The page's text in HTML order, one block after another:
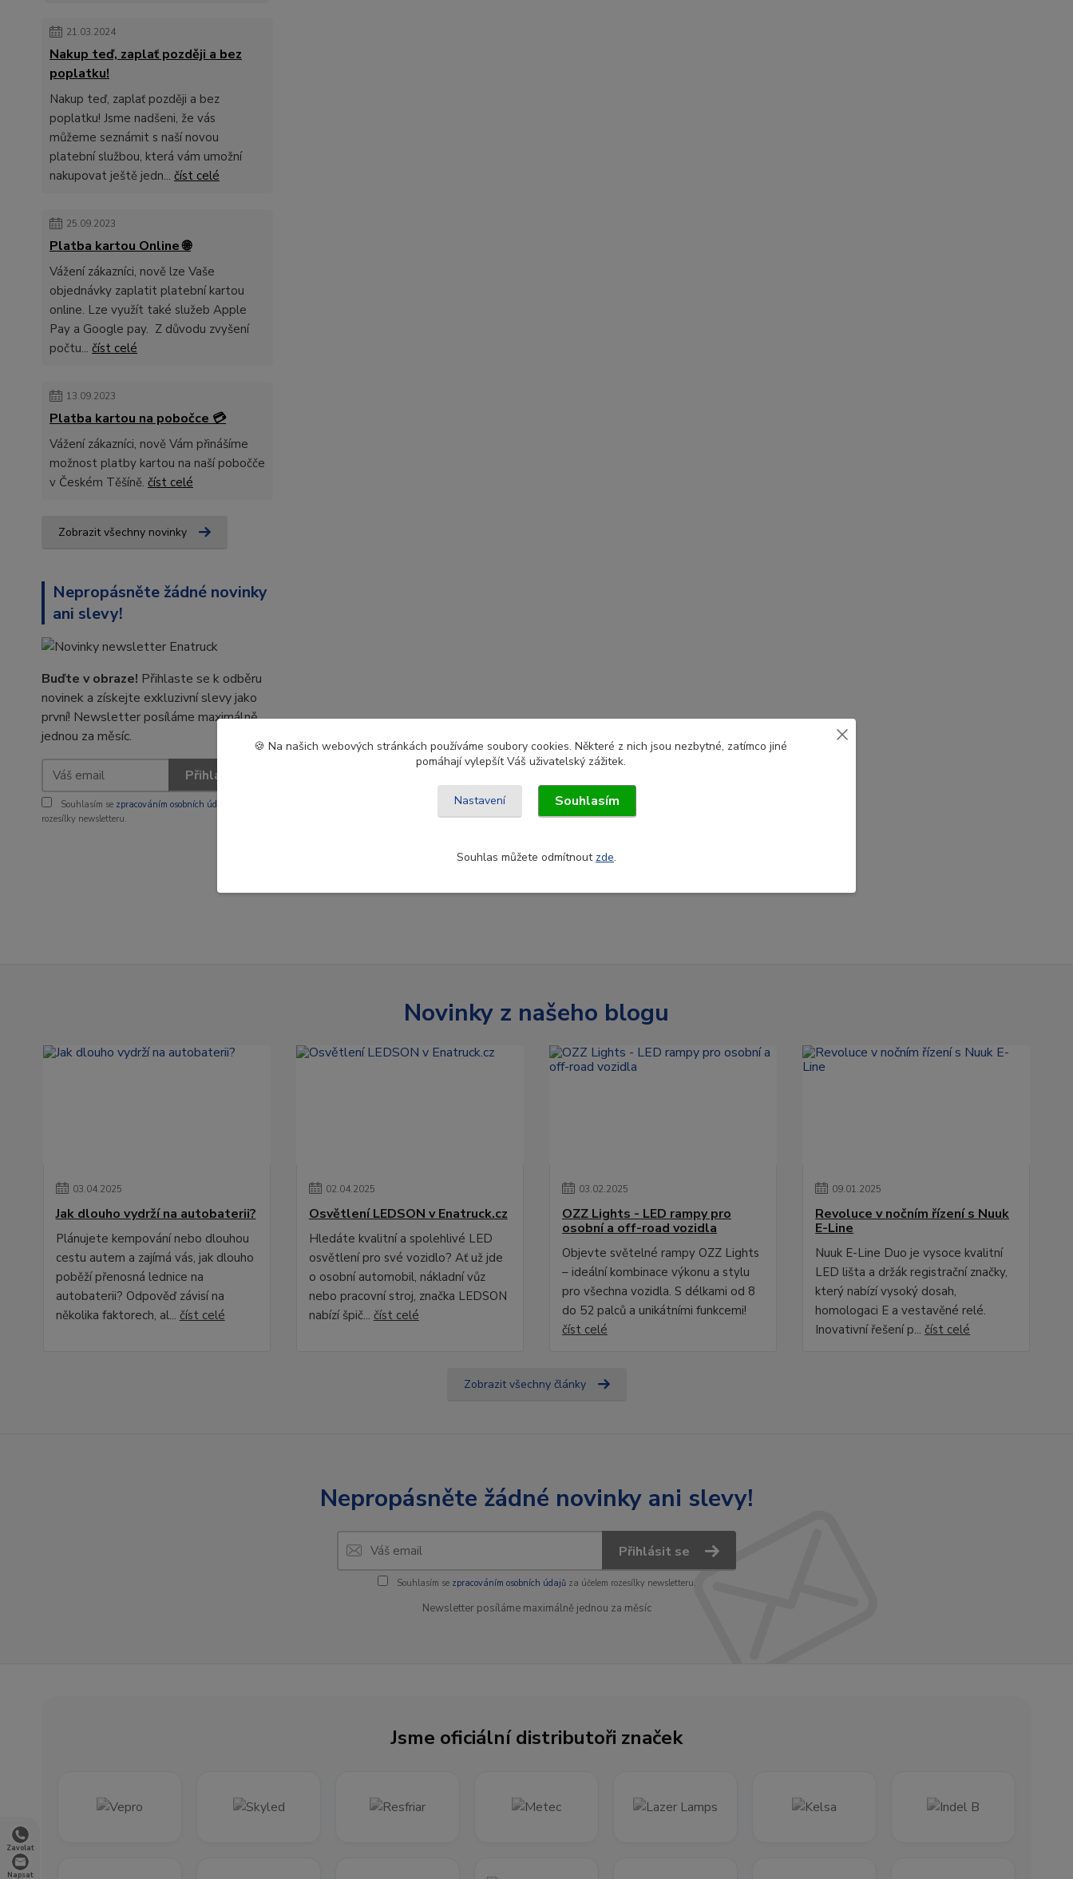
Zavolat
Napsat
21.03.2024
Nakup teď, zaplať později a bez
poplatku!
Nakup teď, zaplať později a bez
poplatku! Jsme nadšeni, že vás
můžeme seznámit s naší novou
platební službou, která vám umožní
nakupovat ještě jedn... číst celé
25.09.2023
Platba kartou Online 🌐
Vážení zákazníci, nově lze Vaše
objednávky zaplatit platební kartou
online. Lze využít také služeb Apple
Pay a Google pay. Z důvodu zvyšení
počtu... číst celé
13.09.2023
Platba kartou na pobočce 💳
Vážení zákazníci, nově Vám přinášíme
možnost platby kartou na naší pobočče
v Českém Těšíně. číst celé
Zobrazit všechny novinky
Nepropásněte žádné novinky
ani slevy!
Buďte v obraze! Přihlaste se k odběru
novinek a získejte exkluzivní slevy jako
první! Newsletter posíláme maximálně
jednou za měsíc.
Přihlásit se
Souhlasím se zpracováním osobních údajů
rozesílky newsletteru.
Novinky z našeho blogu
03.04.2025
Jak dlouho vydrží na autobaterii?
Plánujete kempování nebo dlouhou
cestu autem a zajímá vás, jak dlouho
poběží přenosná lednice na
autobaterii? Odpověď závisí na
několika faktorech, al... číst celé
02.04.2025
Osvětlení LEDSON v Enatruck.cz
Hledáte kvalitní a spolehlivé LED
osvětlení pro své vozidlo? Ať už jde
o osobní automobil, nákladní vůz
nebo pracovní stroj, značka LEDSON
nabízí špič... číst celé
03.02.2025
OZZ Lights - LED rampy pro
osobní a off-road vozidla
Objevte světelné rampy OZZ Lights
– ideální kombinace výkonu a stylu
pro všechna vozidla. S délkami od 8
do 52 palců a unikátními funkcemi!
číst celé
09.01.2025
Revoluce v nočním řízení s Nuuk
E-Line
Nuuk E-Line Duo je vysoce kvalitní
LED lišta a držák registrační značky,
který nabízí vysoký dosah,
homologaci E a vestavěné relé.
Inovativní řešení p...číst celé
Zobrazit všechny články
Nepropásněte žádné novinky ani slevy!
Přihlásit se
Souhlasím se zpracováním osobních údajůza účelem rozesílky newsletteru.
Newsletter posíláme maximálně jednou za měsíc
Jsme oficiální distributoři značek
🍪 Na našich webových stránkách používáme soubory cookies. Některé z nich jsou nezbytné, zatímco jiné
pomáhají vylepšít Váš uživatelský zážitek.
Nastavení Souhlasím
Souhlas můžete odmítnout zde.